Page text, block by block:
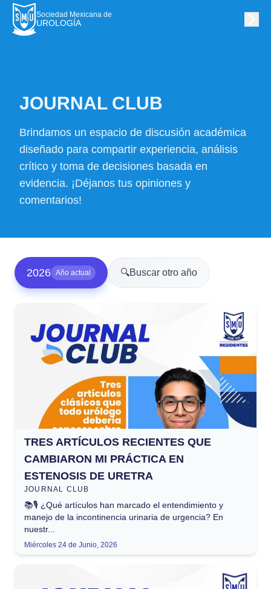
Sociedad Mexicana de
UROLOGÍA
JOURNAL CLUB
Brindamos un espacio de discusión académica
diseñado para compartir experiencia, análisis
crítico y toma de decisiones basada en
evidencia. ¡Déjanos tus opiniones y
comentarios!
2026 Año actual 🔍Buscar otro año
TRES ARTÍCULOS RECIENTES QUE
CAMBIARON MI PRÁCTICA EN
ESTENOSIS DE URETRA
JOURNAL CLUB
📚🎙️ ¿Qué artículos han marcado el entendimiento y
manejo de la incontinencia urinaria de urgencia? En
nuestr...
Miércoles 24 de Junio, 2026